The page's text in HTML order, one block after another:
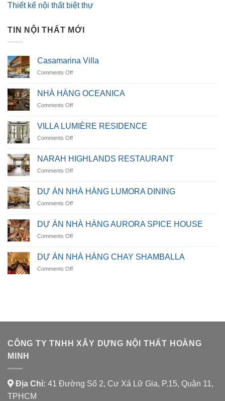
Thiết kế nội thất biệt thự
TIN NỘI THẤT MỚI
Casamarina Villa
Comments Offon
Villa
NHÀ HÀNG OCEANICA
Comments Offon
HÀNG
OCEANICA
VILLA LUMIÈRE RESIDENCE
Comments Offon
LUMIÈRE
RESIDENCE
NARAH HIGHLANDS RESTAURANT
Comments Offon
HIGHLANDS
RESTAURANT
DỰ ÁN NHÀ HÀNG LUMORA DINING
Comments Offon
ÁN
NHÀ
HÀNG
DINING
DỰ ÁN NHÀ HÀNG AURORA SPICE HOUSE
Comments Offon
ÁN
NHÀ
HÀNG
DỰ ÁN NHÀ HÀNG CHAY SHAMBALLA
Comments Offon
CÔNG TY TNHH XÂY DỰNG NỘI THẤT HOÀNG
MINH
Địa Chỉ: 41 Đường Số 2, Cư Xá Lữ Gia, P.15, Quận 11,
TPHCM